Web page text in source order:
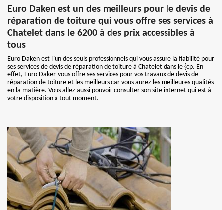
Euro Daken est un des meilleurs pour le devis de
réparation de toiture qui vous offre ses services à
Chatelet dans le 6200 à des prix accessibles à
tous
Euro Daken est l`un des seuls professionnels qui vous assure la fiabilité pour
ses services de devis de réparation de toiture à Chatelet dans le {cp. En
effet, Euro Daken vous offre ses services pour vos travaux de devis de
réparation de toiture et les meilleurs car vous aurez les meilleures qualités
en la matière. Vous allez aussi pouvoir consulter son site internet qui est à
votre disposition à tout moment.